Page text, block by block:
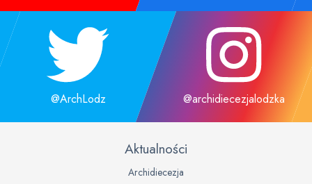
@ArchLodz @archidiecezjalodzka
Aktualności
Archidiecezja